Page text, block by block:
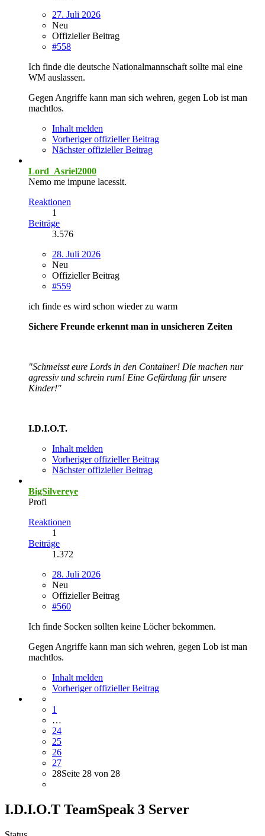
27. Juli 2026
Neu
Offizieller Beitrag
#558
Ich finde die deutsche Nationalmannschaft sollte mal eine
WM auslassen.
Gegen Angriffe kann man sich wehren, gegen Lob ist man
machtlos.
Inhalt melden
Vorheriger offizieller Beitrag
Nächster offizieller Beitrag
Lord_Asriel2000
Nemo me impune lacessit.
Reaktionen
1
Beiträge
3.576
28. Juli 2026
Neu
Offizieller Beitrag
#559
ich finde es wird schon wieder zu warm
Sichere Freunde erkennt man in unsicheren Zeiten
"Schmeisst eure Lords in den Container! Die machen nur
agressiv und schrein rum! Eine Gefärdung für unsere
Kinder!"
I.D.I.O.T.
Inhalt melden
Vorheriger offizieller Beitrag
Nächster offizieller Beitrag
BigSilvereye
Profi
Reaktionen
1
Beiträge
1.372
28. Juli 2026
Neu
Offizieller Beitrag
#560
Ich finde Socken sollten keine Löcher bekommen.
Gegen Angriffe kann man sich wehren, gegen Lob ist man
machtlos.
Inhalt melden
Vorheriger offizieller Beitrag
1
…
24
25
26
27
28Seite 28 von 28
I.D.I.O.T TeamSpeak 3 Server